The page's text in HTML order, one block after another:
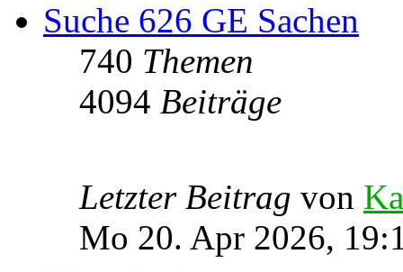
Suche 626 GE Sachen
740 Themen
4094 Beiträge
Letzter Beitrag von
Mo 20. Apr 2026,